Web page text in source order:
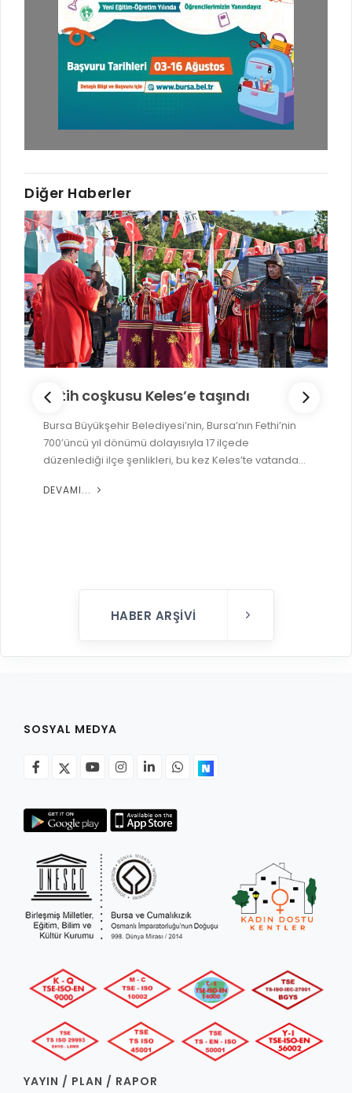
Diğer Haberler
Fetih coşkusu Keles’e taşındı
Bursa Büyükşehir Belediyesi’nin, Bursa’nın Fethi’nin
700’üncü yıl dönümü dolayısıyla 17 ilçede
düzenlediği ilçe şenlikleri, bu kez Keles’te vatanda...
DEVAMI...
HABER ARŞIVI
SOSYAL MEDYA
YAYIN / PLAN / RAPOR